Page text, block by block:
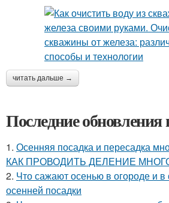
читать дальше →
Последние обновления
1. Осенняя посадка и пересадка
КАК ПРОВОДИТЬ ДЕЛЕНИЕ
2. Что сажают осенью в огороде и в
осенней посадки